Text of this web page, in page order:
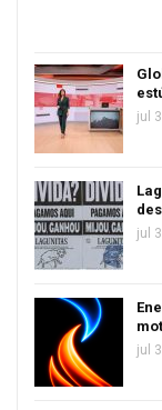
jul
jul
jul